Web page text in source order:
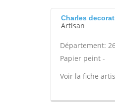
Charles
Artisan
Département:
Papier peint -
Voir la fiche